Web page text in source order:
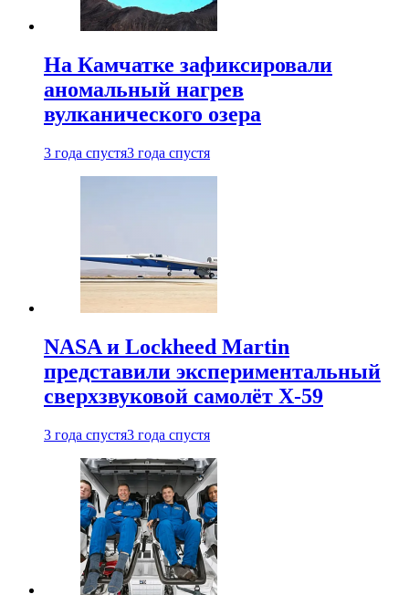
На Камчатке зафиксировали
аномальный нагрев
вулканического озера
3 года спустя3 года спустя
NASA и Lockheed Martin
представили экспериментальный
сверхзвуковой самолёт X-59
3 года спустя3 года спустя